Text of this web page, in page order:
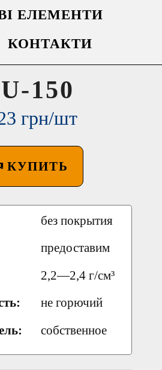
ЕЛЕМЕНТИ
КОНТАКТИ
150
грн/шт
КУПИТЬ
без покрытия
предоставим
2,2—2,4 г/см³
не горючий
собственное